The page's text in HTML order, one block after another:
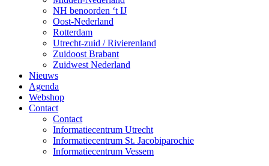
NH benoorden ‘t IJ
Oost-Nederland
Rotterdam
Utrecht-zuid / Rivierenland
Zuidoost Brabant
Zuidwest Nederland
Nieuws
Agenda
Webshop
Contact
Contact
Informatiecentrum Utrecht
Informatiecentrum St. Jacobiparochie
Informatiecentrum Vessem